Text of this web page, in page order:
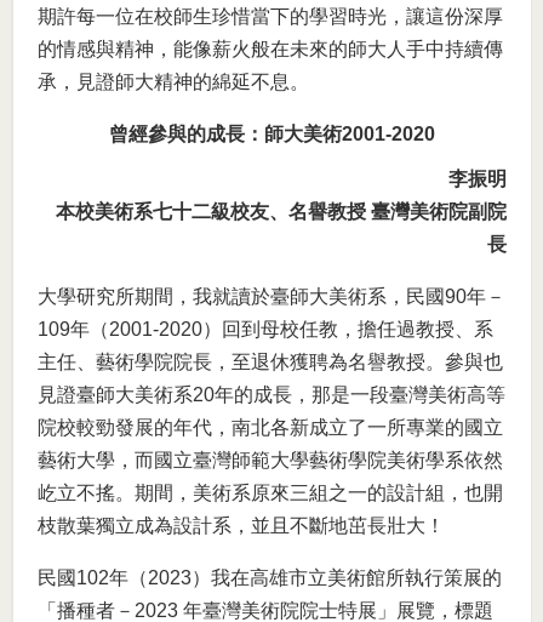
期許每一位在校師生珍惜當下的學習時光，讓這份深厚
的情感與精神，能像薪火般在未來的師大人手中持續傳
承，見證師大精神的綿延不息。
曾經參與的成長：師大美術2001-2020
李振明
本校美術系七十二級校友、名譽教授 臺灣美術院副院
長
大學研究所期間，我就讀於臺師大美術系，民國90年－
109年（2001-2020）回到母校任教，擔任過教授、系
主任、藝術學院院長，至退休獲聘為名譽教授。參與也
見證臺師大美術系20年的成長，那是一段臺灣美術高等
院校較勁發展的年代，南北各新成立了一所專業的國立
藝術大學，而國立臺灣師範大學藝術學院美術學系依然
屹立不搖。期間，美術系原來三組之一的設計組，也開
枝散葉獨立成為設計系，並且不斷地茁長壯大！
民國102年（2023）我在高雄市立美術館所執行策展的
「播種者－2023 年臺灣美術院院士特展」展覽，標題